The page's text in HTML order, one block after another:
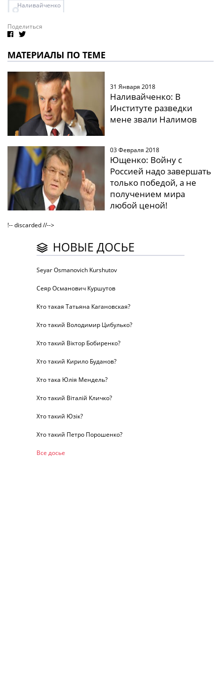
Наливайченко
Поделиться
МАТЕРИАЛЫ ПО ТЕМЕ
31 Января 2018
Наливайченко: В
Институте разведки
мене звали Налимов
03 Февраля 2018
Ющенко: Войну с
Россией надо завершать
только победой, а не
получением мира
любой ценой!
!-- discarded //-->
НОВЫЕ ДОСЬЕ
Seyar Osmanovich Kurshutov
Сеяр Османович Куршутов
Кто такая Татьяна Кагановская?
Хто такий Володимир Цибулько?
Хто такий Віктор Бобиренко?
Хто такий Кирило Буданов?
Хто така Юлія Мендель?
Хто такий Віталій Кличко?
Хто такий Юзік?
Хто такий Петро Порошенко?
Все досье